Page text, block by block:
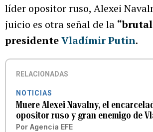
líder opositor ruso, Alexei
juicio es otra señal de la
presidenteVladímir Putin.
RELACIONADAS
NOTICIAS
Muere Alexei Navalny, el
opositor ruso y gran enemigo de
Por Agencia EFE